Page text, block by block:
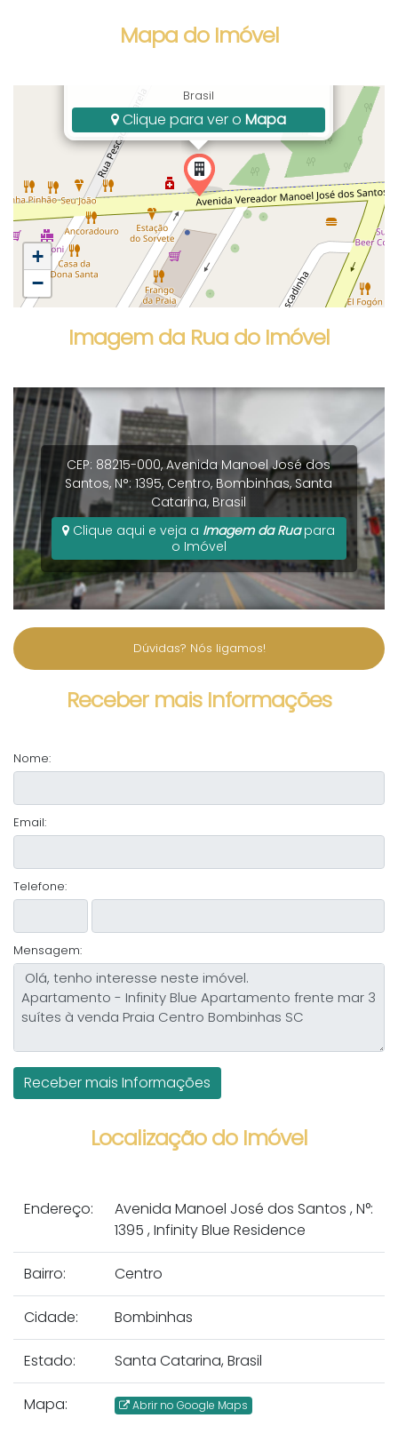
Mapa do Imóvel
Brasil
Clique para ver o Mapa
+
−
Imagem da Rua do Imóvel
CEP: 88215-000,Avenida Manoel José dos
Santos, N°: 1395, Centro, Bombinhas,Santa
Catarina, Brasil
Clique aqui e veja a Imagem da Ruapara
o Imóvel
Dúvidas? Nós ligamos!
Receber mais Informações
Nome:
Email:
Telefone:
Mensagem:
Localização do Imóvel
Endereço: Avenida Manoel José dos Santos , N°:
1395 , Infinity Blue Residence
Bairro: Centro
Cidade: Bombinhas
Estado: Santa Catarina, Brasil
Mapa: Abrir no Google Maps